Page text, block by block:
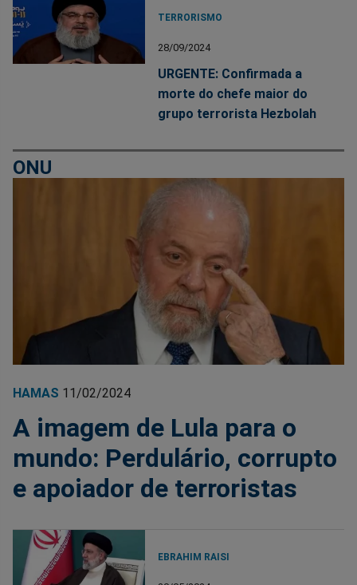
TERRORISMO
28/09/2024
URGENTE: Confirmada a
morte do chefe maior do
grupo terrorista Hezbolah
ONU
HAMAS 11/02/2024
A imagem de Lula para o
mundo: Perdulário, corrupto
e apoiador de terroristas
EBRAHIM RAISI